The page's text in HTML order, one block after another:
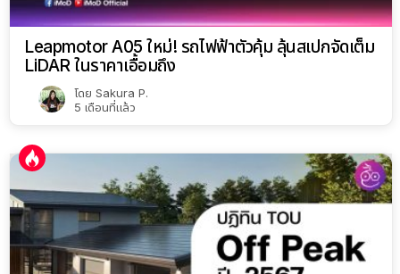
Leapmotor A05 ใหม่! รถไฟฟ้าตัวคุ้ม ลุ้นสเปกจัดเต็ม
LiDAR ในราคาเอื้อมถึง
โดย Sakura P.
5 เดือนที่แล้ว